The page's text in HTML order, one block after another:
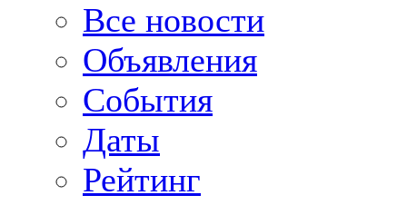
Все новости
Объявления
События
Даты
Рейтинг